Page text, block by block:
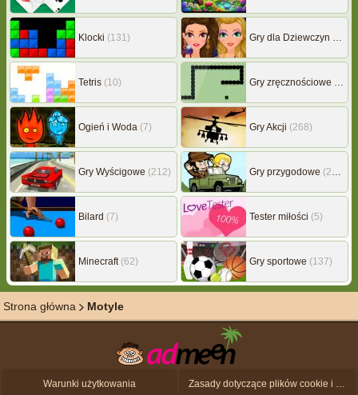
Klocki (131) Gry dla Dziewczyn
(239)
Tetris (10) Gry zręcznościowe
(507)
Ogień i Woda (7) Gry Akcji (268)
Gry Wyścigowe (212) Gry przygodowe (217)
Bilard (7) Tester miłości (5)
Minecraft (62) Gry sportowe (137)
Strona główna Motyle
Warunki użytkowania Zasady dotyczące plików cookie i ochrony danych osobowych